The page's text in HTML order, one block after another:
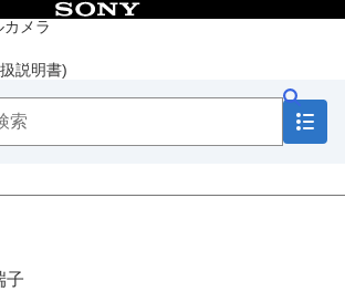
メラ
説明書)
目次
た
る
的なアイコン
子